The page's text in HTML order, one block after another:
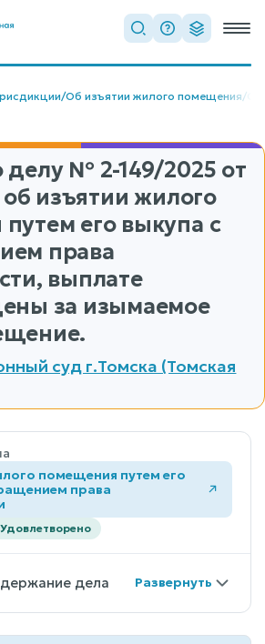
/Об изъятии жилого помещения/
делу № 2-149/2025 от
об изъятии жилого
его выкупа с
права
выплате
за изымаемое
суд г.Томска (Томская
помещения путем его
права
Удовлетворено
дела